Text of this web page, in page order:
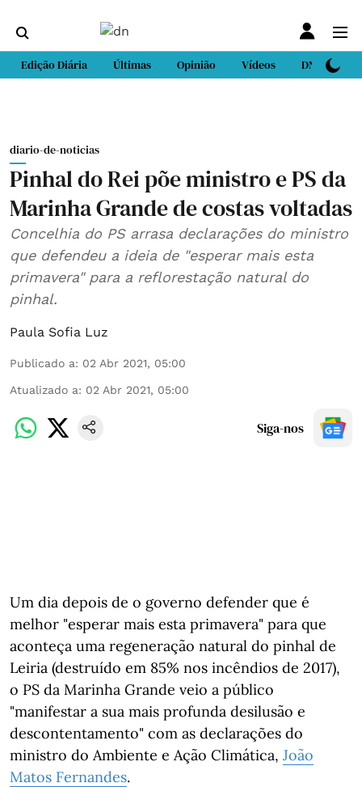
Edição Diária Últimas Opinião Vídeos DN Sport
diario-de-noticias
Pinhal do Rei põe ministro e PS da
Marinha Grande de costas voltadas
Concelhia do PS arrasa declarações do ministro
que defendeu a ideia de "esperar mais esta
primavera" para a reflorestação natural do
pinhal.
Paula Sofia Luz
Publicado a: 02 Abr 2021, 05:00
Atualizado a: 02 Abr 2021, 05:00
Siga-nos
Um dia depois de o governo defender que é
melhor "esperar mais esta primavera" para que
aconteça uma regeneração natural do pinhal de
Leiria (destruído em 85% nos incêndios de 2017),
o PS da Marinha Grande veio a público
"manifestar a sua mais profunda desilusão e
descontentamento" com as declarações do
ministro do Ambiente e Ação Climática, João
Matos Fernandes.